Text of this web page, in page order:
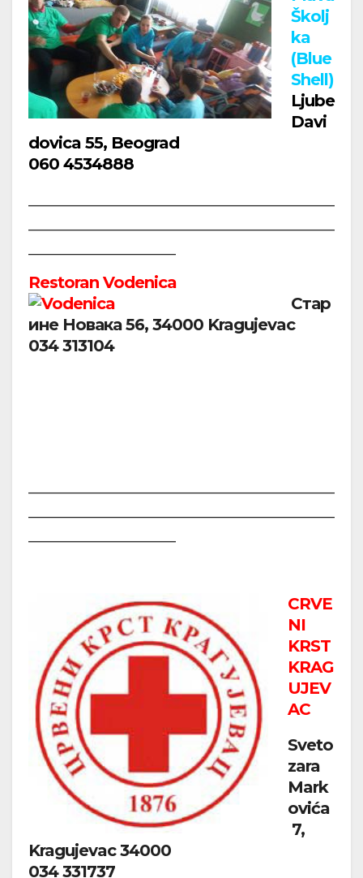
Školj
ka
(Blue
Shell)
Ljube
Davi
dovica 55, Beograd
060 4534888
Restoran Vodenica
Стар
ине Новака 56, 34000 Kragujevac
034 313104
CRVE
NI
KRST
KRAG
UJEV
AC
Sveto
zara
Mark
ovića
7,
Kragujevac 34000
034 331737